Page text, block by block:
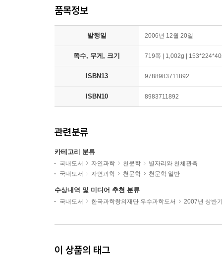
품목정보
발행일 2006년 12월 20일
쪽수, 무게, 크기 719쪽 | 1,002g |
ISBN13 9788983711892
ISBN10 8983711892
관련분류
카테고리 분류
국내도서 자연과학 천문학
별자리와 천체관측
국내도서
자연과학 천문학 천문학 일반
수상내역 및 미디어 추천 분류
국내도서 한국과학창의재단 우수과학도서 2007년 상반
이 상품의 태그